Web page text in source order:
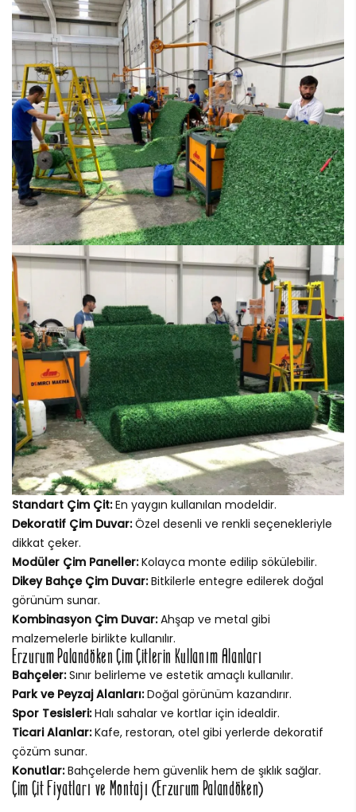
Standart Çim Çit:En yaygın kullanılan modeldir.
Dekoratif Çim Duvar:Özel desenli ve renkli seçenekleriyle
dikkat çeker.
Modüler Çim Paneller:Kolayca monte edilip sökülebilir.
Dikey Bahçe Çim Duvar:Bitkilerle entegre edilerek doğal
görünüm sunar.
Kombinasyon Çim Duvar:Ahşap ve metal gibi
malzemelerle birlikte kullanılır.
Erzurum Palandöken Çim Çitlerin Kullanım Alanları
Bahçeler:Sınır belirleme ve estetik amaçlı kullanılır.
Park ve Peyzaj Alanları:Doğal görünüm kazandırır.
Spor Tesisleri:Halı sahalar ve kortlar için idealdir.
Ticari Alanlar:Kafe, restoran, otel gibi yerlerde dekoratif
çözüm sunar.
Konutlar:Bahçelerde hem güvenlik hem de şıklık sağlar.
Çim Çit Fiyatları ve Montajı (Erzurum Palandöken)